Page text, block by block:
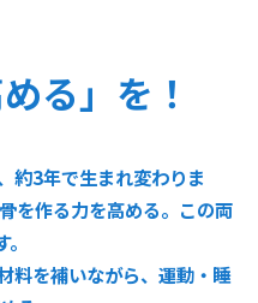
る」を！
約3年で生まれ変わりま
を作る力を高める。この両
料を補いながら、運動・睡